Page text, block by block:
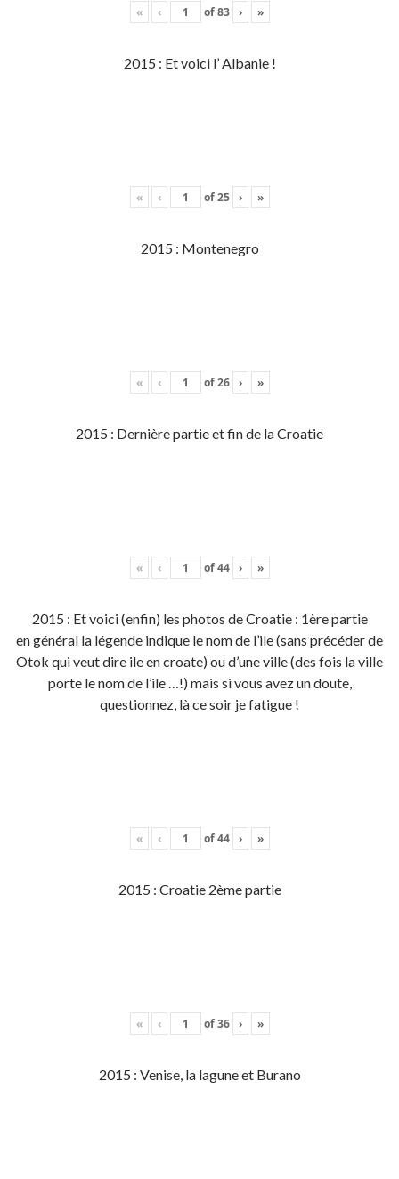
« ‹ of83 › »
2015 : Et voici l’ Albanie !
« ‹ of25 › »
2015 : Montenegro
« ‹ of26 › »
2015 : Dernière partie et fin de la Croatie
« ‹ of44 › »
2015 : Et voici (enfin) les photos de Croatie : 1ère partie
en général la légende indique le nom de l’ile (sans précéder de
Otok qui veut dire ile en croate) ou d’une ville (des fois la ville
porte le nom de l’ile …!) mais si vous avez un doute,
questionnez, là ce soir je fatigue !
« ‹ of44 › »
2015 : Croatie 2ème partie
« ‹ of36 › »
2015 : Venise, la lagune et Burano